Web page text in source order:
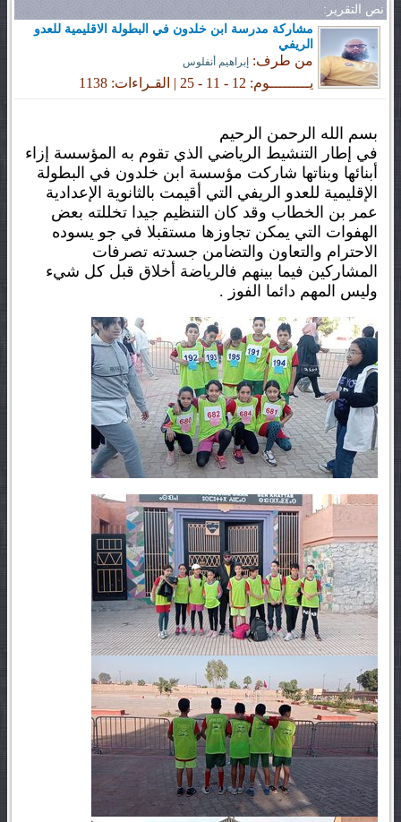
نص التقرير:
مشاركة مدرسة ابن خلدون في البطولة الاقليمية للعدو
الريفي
من طرف: إبراهيم أنفلوس
يـــــــــوم: 12 - 11 - 25 | القـراءات: 1138
بسم الله الرحمن الرحيم
في إطار التنشيط الرياضي الذي تقوم به المؤسسة إزاء
أبنائها وبناتها شاركت مؤسسة ابن خلدون في البطولة
الإقليمية للعدو الريفي التي أقيمت بالثانوية الإعدادية
عمر بن الخطاب وقد كان التنظيم جيدا تخللته بعض
الهفوات التي يمكن تجاوزها مستقبلا في جو يسوده
الاحترام والتعاون والتضامن جسدته تصرفات
المشاركين فيما بينهم فالرياضة أخلاق قبل كل شيء
وليس المهم دائما الفوز .